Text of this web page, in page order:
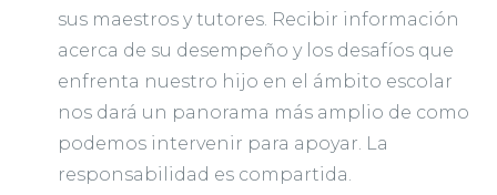
sus maestros y tutores. Recibir información
acerca de su desempeño y los desafíos que
enfrenta nuestro hijo en el ámbito escolar
nos dará un panorama más amplio de como
podemos intervenir para apoyar. La
responsabilidad es compartida.